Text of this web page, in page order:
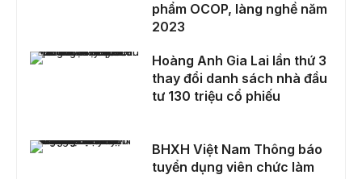
phẩm OCOP, làng nghề năm
2023
Hoàng Anh Gia Lai lần thứ 3 thay đổi danh sách nhà đầu tư 130 triệu cổ phiếu
Hoàng Anh Gia Lai lần thứ 3
thay đổi danh sách nhà đầu
tư 130 triệu cổ phiếu
BHXH Việt Nam Thông báo tuyển dụng viên chức làm việc tại các đơn vị trực thuộc BHXH VN năm 2024
BHXH Việt Nam Thông báo
tuyển dụng viên chức làm